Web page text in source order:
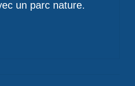
un parc nature.